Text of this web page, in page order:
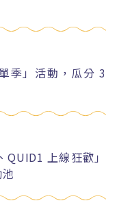
季」活動，瓜分 3
上線狂歡」